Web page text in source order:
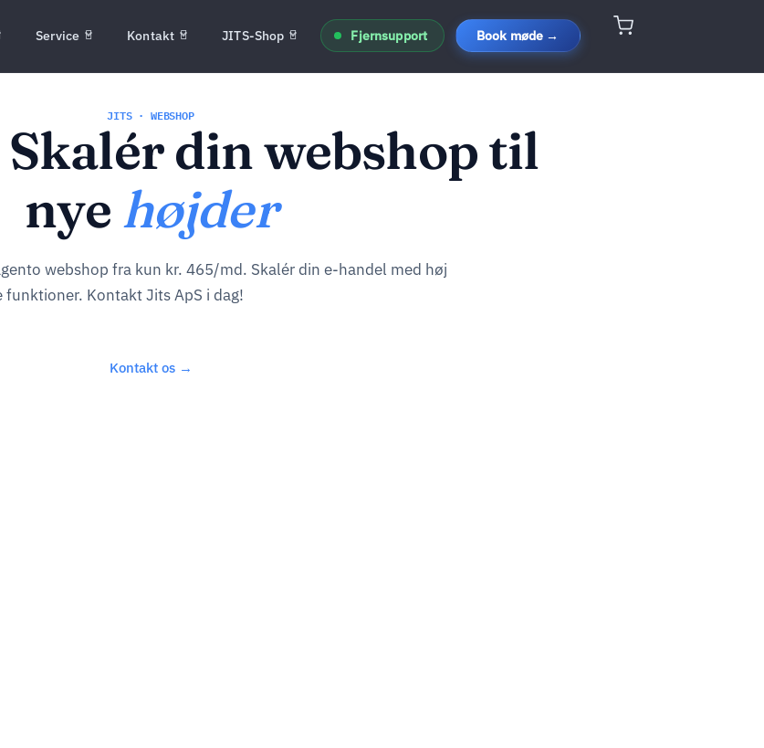
Service Kontakt JITS-Shop Fjernsupport Book møde →
JITS · WEBSHOP
din webshop til
nye højder
webshop fra kun kr. 465/md. Skalér din e-handel med høj
funktioner. Kontakt Jits ApS i dag!
Kontakt os →